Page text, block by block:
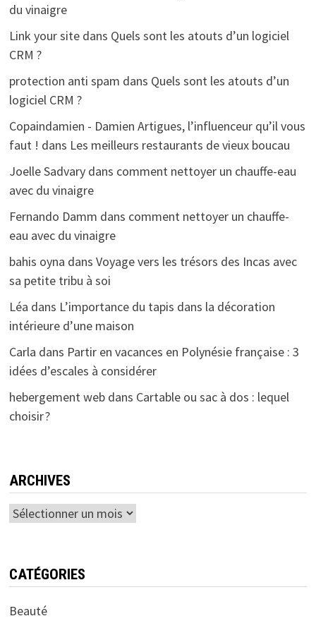
du vinaigre
Link your sitedans Quels sont les atouts d’un logiciel
CRM ?
protection anti spam dans Quels sont les atouts d’un
logiciel CRM ?
Copaindamien - Damien Artigues, l’influenceur qu’il vous
faut ! dans Les meilleurs restaurants de vieux boucau
Joelle Sadvarydans comment nettoyer un chauffe-eau
avec du vinaigre
Fernando Damm dans comment nettoyer un chauffe-
eau avec du vinaigre
bahis oyna dans Voyage vers les trésors des Incas avec
sa petite tribu à soi
Léa dans L’importance du tapis dans la décoration
intérieure d’une maison
Carla dans Partir en vacances en Polynésie française : 3
idées d’escales à considérer
hebergement webdans Cartable ou sac à dos : lequel
choisir ?
ARCHIVES
Archives
CATÉGORIES
Beauté